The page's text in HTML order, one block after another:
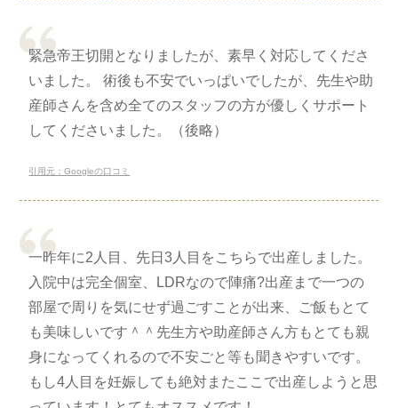
緊急帝王切開となりましたが、素早く対応してくださ
いました。 術後も不安でいっぱいでしたが、先生や助
産師さんを含め全てのスタッフの方が優しくサポート
してくださいました。（後略）
引用元：Googleの口コミ
一昨年に2人目、先日3人目をこちらで出産しました。
入院中は完全個室、LDRなので陣痛?出産まで一つの
部屋で周りを気にせず過ごすことが出来、ご飯もとて
も美味しいです＾＾先生方や助産師さん方もとても親
身になってくれるので不安ごと等も聞きやすいです。
もし4人目を妊娠しても絶対またここで出産しようと思